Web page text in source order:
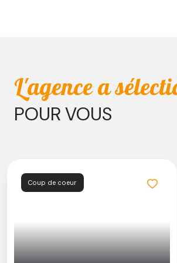
L'agence a
POUR VOUS
Coup de coeur